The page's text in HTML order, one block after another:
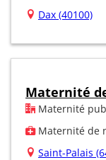
Dax (40100)
Maternité
Maternité
Maternité de
Saint-Palais